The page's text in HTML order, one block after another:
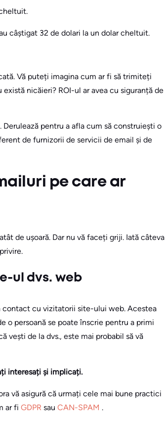
câștigat 32 de dolari la un dolar cheltuit.
Vă puteți imagina cum ar fi să trimiteți
nicăieri? ROI-ul ar avea cu siguranță de
pentru a afla cum să construiești o
de furnizorii de servicii de email și de
pe care ar
de ușoară. Dar nu vă faceți griji. Iată câteva
ul dvs. web
cu vizitatorii site-ului web. Acestea
o persoană se poate înscrie pentru a primi
vești de la dvs., este mai probabil să vă
interesați și implicați.
vă asigură că urmați cele mai bune practici
ar fi GDPR sau CAN-SPAM .